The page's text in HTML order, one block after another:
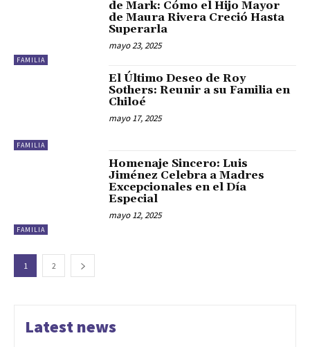
FAMILIA
de Mark: Cómo el Hijo Mayor
de Maura Rivera Creció Hasta
Superarla
mayo 23, 2025
FAMILIA
El Último Deseo de Roy
Sothers: Reunir a su Familia en
Chiloé
mayo 17, 2025
FAMILIA
Homenaje Sincero: Luis
Jiménez Celebra a Madres
Excepcionales en el Día
Especial
mayo 12, 2025
1 2
Latest news